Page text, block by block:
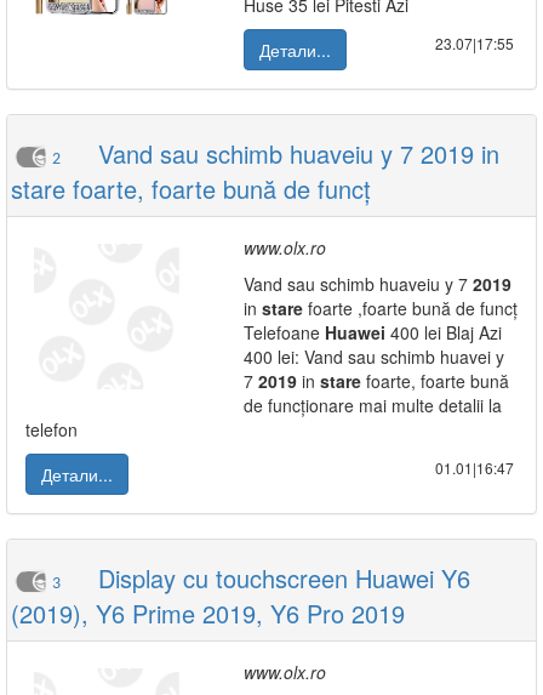
Huse 35 lei Pitesti Azi
Детали...
23.07|17:55
2
Vand sau schimb huaveiu y 7 2019 in
stare foarte, foarte bună de funcț
www.olx.ro
Vand sau schimb huaveiu y 7 2019
in stare foarte ,foarte bună de funcț
Telefoane Huawei 400 lei Blaj Azi
400 lei: Vand sau schimb huavei y
7 2019 in stare foarte, foarte bună
de funcționare mai multe detalii la
telefon
Детали...
01.01|16:47
3
Display cu touchscreen Huawei Y6
(2019), Y6 Prime 2019, Y6 Pro 2019
www.olx.ro